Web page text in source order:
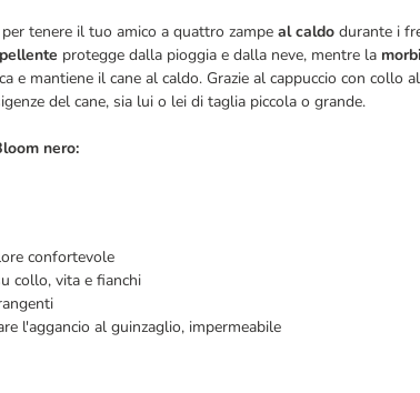
tenere il tuo amico a quattro zampe al caldo durante i
protegge dalla pioggia e dalla neve, mentre la
e mantiene il cane al caldo. Grazie al cappuccio con collo
del cane, sia lui o lei di taglia piccola o grande.
nero:
confortevole
collo, vita e fianchi
l'aggancio al guinzaglio, impermeabile